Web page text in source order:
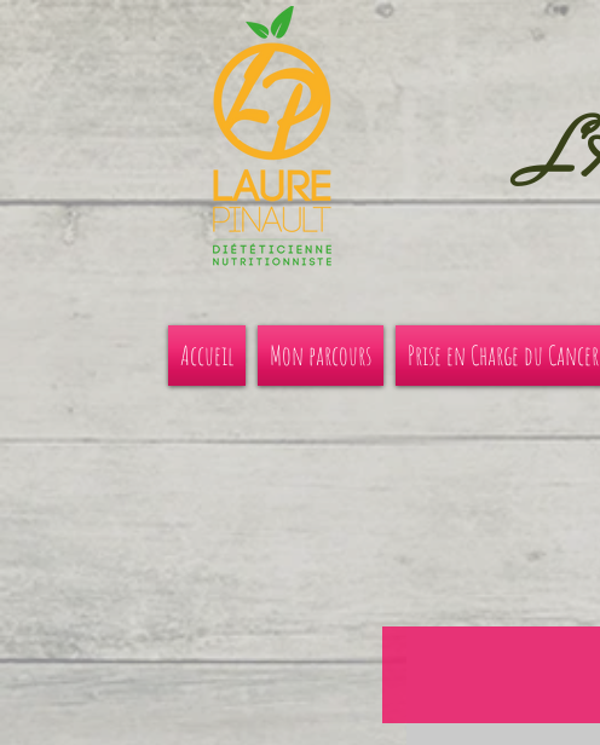
Accueil Mon parcours Prise en Charge du Cancer